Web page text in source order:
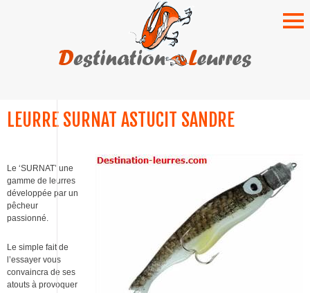
TO
LEURRE SURNAT ASTUCIT SANDRE
Le ‘SURNAT’ une
gamme de leurres
développée par un
pêcheur
passionné.
Le simple fait de
l’essayer vous
convaincra de ses
atouts à provoquer